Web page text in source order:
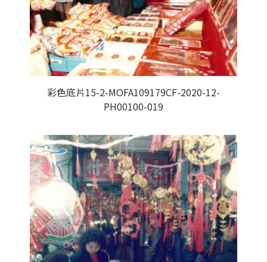
彩色底片15-2-MOFA109179CF-2020-12-
PH00100-019